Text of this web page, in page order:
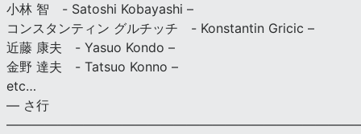
小林 智 - Satoshi Kobayashi –
コンスタンティン グルチッチ - Konstantin Gricic –
近藤 康夫 - Yasuo Kondo –
金野 達夫 - Tatsuo Konno –
etc…
— さ行